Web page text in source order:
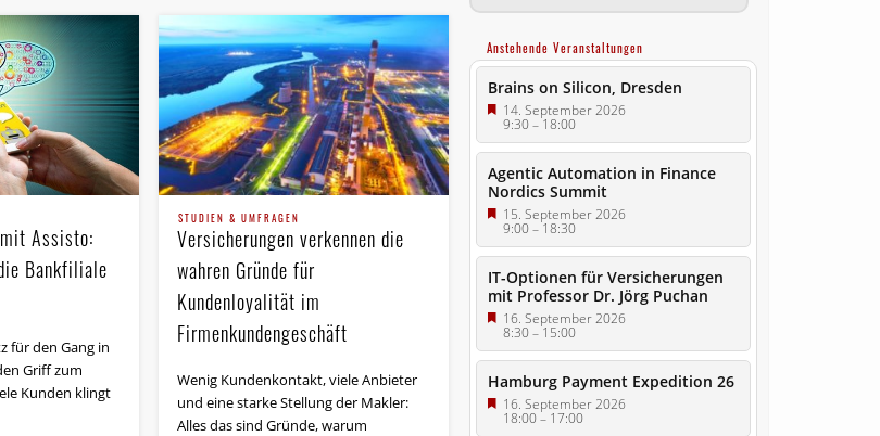
Assisto:
Bankfiliale
für den Gang in
Griff zum
Kunden klingt
STUDIEN & UMFRAGEN
Versicherungen verkennen die
wahren Gründe für
Kundenloyalität im
Firmenkundengeschäft
Wenig Kundenkontakt, viele Anbieter
und eine starke Stellung der Makler:
Alles das sind Gründe, warum
Anstehende Veranstaltungen
Brains on Silicon, Dresden
14. September 2026
9:30–18:00
Agentic Automation in Finance
Nordics Summit
15. September 2026
9:00–18:30
IT-Optionen für Versicherungen
mit Professor Dr. Jörg Puchan
16. September 2026
8:30–15:00
Hamburg Payment Expedition 26
16. September 2026
18:00– 17:00